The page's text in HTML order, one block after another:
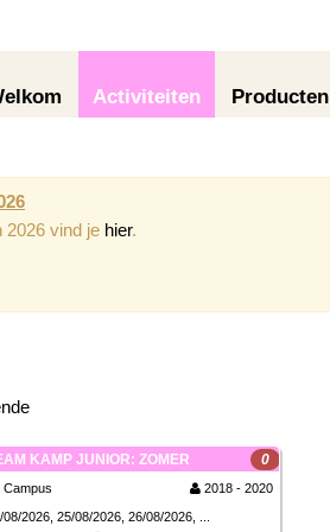
Activiteiten Producten
2026 vind je hier.
KAMP JUNIOR: ZOMER 0
Campus
2018 - 2020
2026, 25/08/2026, 26/08/2026, ...